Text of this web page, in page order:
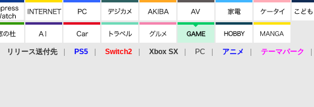
リリース送付先 PS5 Switch2 Xbox SX PC アニメ テーマパーク